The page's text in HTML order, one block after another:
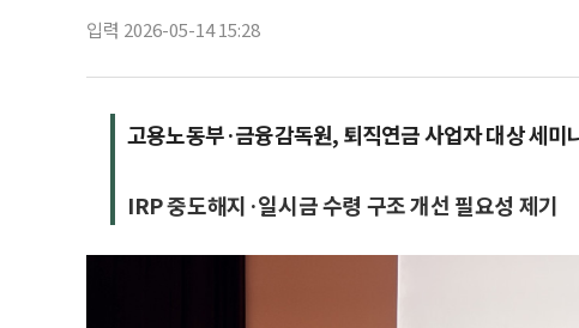
입력 2026-05-14 15:28
고용노동부·금융감독원, 퇴직연금 사업자 대상 세미
IRP 중도해지·일시금 수령 구조 개선 필요성 제기